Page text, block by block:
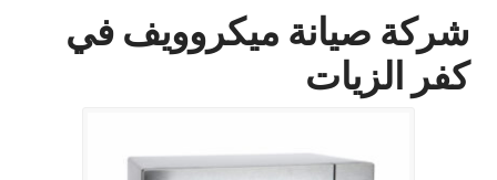
شركة صيانة ميكروويف في
كفر الزيات